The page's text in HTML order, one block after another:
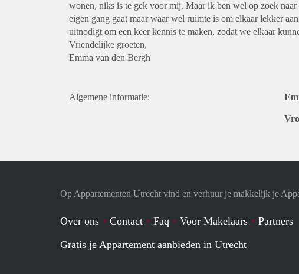
wonen, niks is te gek voor mij. Maar ik ben wel op zoek
eigen gang gaat maar waar wel ruimte is om elkaar lekker
uitnodigt om een keer kennis te maken, zodat we elkaar
Vriendelijke groeten,
Emma van den Bergh
Algemene informatie:
Op Appartementen Utrecht vind en verhuur je makkelijk je
Over ons Contact Faq Voor Makelaars
Partners
Gratis je Appartement aanbieden in Utrecht